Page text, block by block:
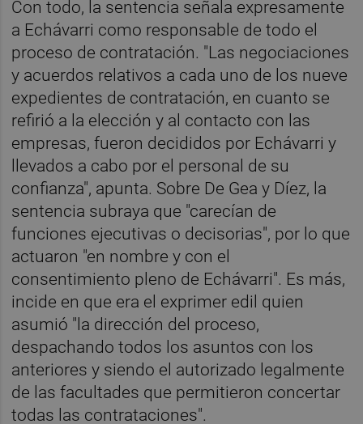
Con todo, la sentencia señala expresamente
a Echávarri como responsable de todo el
proceso de contratación. "Las negociaciones
y acuerdos relativos a cada uno de los nueve
expedientes de contratación, en cuanto se
refirió a la elección y al contacto con las
empresas, fueron decididos por Echávarri y
llevados a cabo por el personal de su
confianza", apunta. Sobre De Gea y Díez, la
sentencia subraya que "carecían de
funciones ejecutivas o decisorias", por lo que
actuaron "en nombre y con el
consentimiento pleno de Echávarri". Es más,
incide en que era el exprimer edil quien
asumió "la dirección del proceso,
despachando todos los asuntos con los
anteriores y siendo el autorizado legalmente
de las facultades que permitieron concertar
todas las contrataciones".